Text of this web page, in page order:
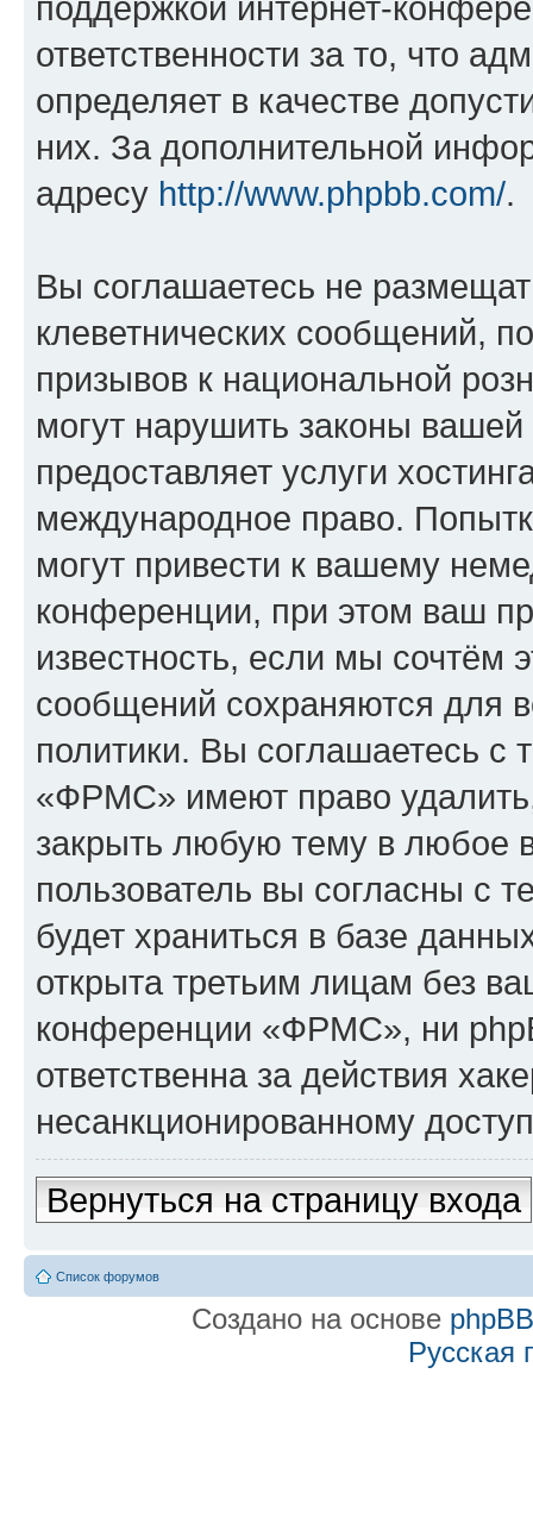
ответственности за то, что
определяет в качестве
них. За дополнительной
адресу http://www.phpbb.com/.
Вы соглашаетесь не
клеветнических сообщений,
призывов к национальной
могут нарушить законы
предоставляет услуги
международное право.
могут привести к вашему
конференции, при этом ваш
известность, если мы сочтём
сообщений сохраняются для
политики. Вы соглашаетесь
«ФРМС» имеют право
закрыть любую тему в любое
пользователь вы согласны с
будет храниться в базе
открыта третьим лицам без
конференции «ФРМС», ни
ответственна за действия
несанкционированному
Вернуться на страницу входа
Список форумов
Создано на основе phpBB
Русская